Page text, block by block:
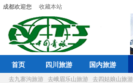
成都欢迎您 收藏本站
首页 四川旅游 国内旅游
去九寨沟旅游 去峨眉乐山旅游 去四姑娘山旅游